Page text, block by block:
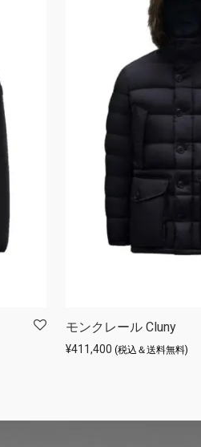
モンクレール Cluny
¥411,400 (税込＆送料無料)